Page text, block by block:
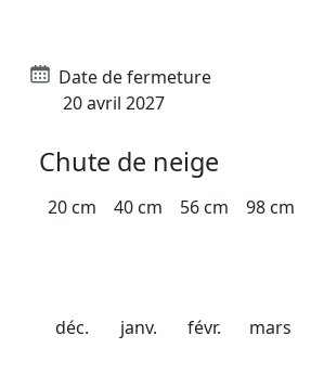
Date de fermeture
20 avril 2027
Chute de neige
20 cm
déc.
40 cm
janv.
56 cm
févr.
98 cm
mars